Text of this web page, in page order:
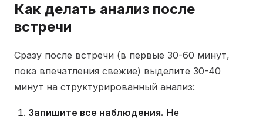
Как делать анализ после
встречи
Сразу после встречи (в первые 30-60 минут,
пока впечатления свежие) выделите 30-40
минут на структурированный анализ:
Запишите все наблюдения. Не